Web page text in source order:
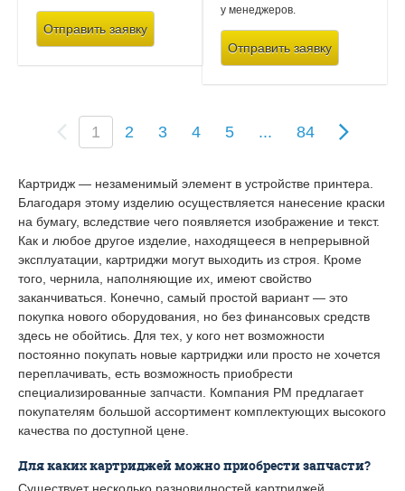
Отправить заявку
у менеджеров.
Отправить заявку
1(
c
r
r
e
n
t
)
2 3 4 5 ... 84
Картридж — незаменимый элемент в устройстве принтера.
Благодаря этому изделию осуществляется нанесение краски
на бумагу, вследствие чего появляется изображение и текст.
Как и любое другое изделие, находящееся в непрерывной
эксплуатации, картриджи могут выходить из строя. Кроме
того, чернила, наполняющие их, имеют свойство
заканчиваться. Конечно, самый простой вариант — это
покупка нового оборудования, но без финансовых средств
здесь не обойтись. Для тех, у кого нет возможности
постоянно покупать новые картриджи или просто не хочется
переплачивать, есть возможность приобрести
специализированные запчасти. Компания РМ предлагает
покупателям большой ассортимент комплектующих высокого
качества по доступной цене.
Для каких картриджей можно приобрести запчасти?